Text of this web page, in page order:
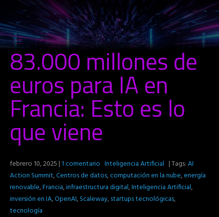
83.000 millones de
euros para IA en
Francia: Esto es lo
que viene
febrero 10, 2025|1 comentario Inteligencia Artificial | Tags:AI
Action Summit,Centros de datos,computación en la nube,energía
renovable,Francia,infraestructura digital,Inteligencia Artificial,
inversión en IA,OpenAI,Scaleway,startups tecnológicas,
tecnología